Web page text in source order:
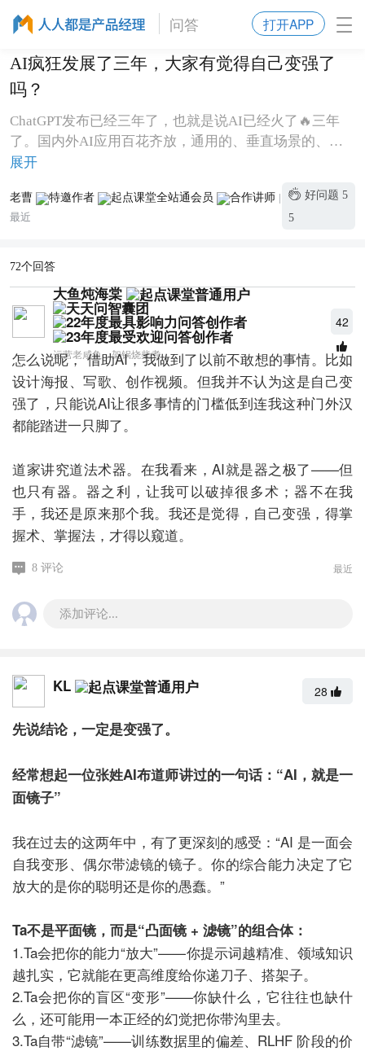
问答 打开APP
AI疯狂发展了三年，大家有觉得自己变强了
吗？
ChatGPT发布已经三年了，也就是说AI已经火了🔥三年
了。国内外AI应用百花齐放，通用的、垂直场景的、行
业的，啥样的都有。有的人说，现在的AI就是给你口袋
都是吹嘘，实际没多大用处。那么问题来了，AI发展了
三年，大家有觉得变得更强了吗？[图片]
展开
老曹
|
最近
好问题5
5
72个回答
大鱼炖海棠
运营老咸鱼，架锅烧柴煮
42
怎么说呢， 借助AI，我做到了以前不敢想的事情。比如
设计海报、写歌、创作视频。但我并不认为这是自己变
强了，只能说AI让很多事情的门槛低到连我这种门外汉
都能踏进一只脚了。
道家讲究道法术器。在我看来，AI就是器之极了——但
也只有器。器之利，让我可以破掉很多术；器不在我
手，我还是原来那个我。我还是觉得，自己变强，得掌
握术、掌握法，才得以窥道。
8 评论 最近
添加评论...
KL 28
先说结论，一定是变强了。
经常想起一位张姓AI布道师讲过的一句话：“AI，就是一
面镜子”
我在过去的这两年中，有了更深刻的感受：“AI 是一面会
自我变形、偶尔带滤镜的镜子。你的综合能力决定了它
放大的是你的聪明还是你的愚蠢。”
Ta不是平面镜，而是“凸面镜 + 滤镜”的组合体：
1.Ta会把你的能力“放大”——你提示词越精准、领域知识
越扎实，它就能在更高维度给你递刀子、搭架子。
2.Ta会把你的盲区“变形”——你缺什么，它往往也缺什
么，还可能用一本正经的幻觉把你带沟里去。
3.Ta自带“滤镜”——训练数据里的偏差、RLHF 阶段的价